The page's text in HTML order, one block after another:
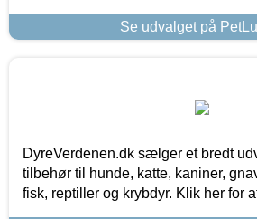
Se udvalget på
DyreVerdenen.dk sælger et bredt
tilbehør til hunde, katte, kaniner,
fisk, reptiller og krybdyr. Klik her for